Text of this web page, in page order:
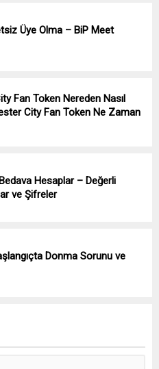
Üye Olma – BiP Meet
Fan Token Nereden Nasıl
City Fan Token Ne Zaman
Hesaplar – Değerli
ve Şifreler
Donma Sorunu ve